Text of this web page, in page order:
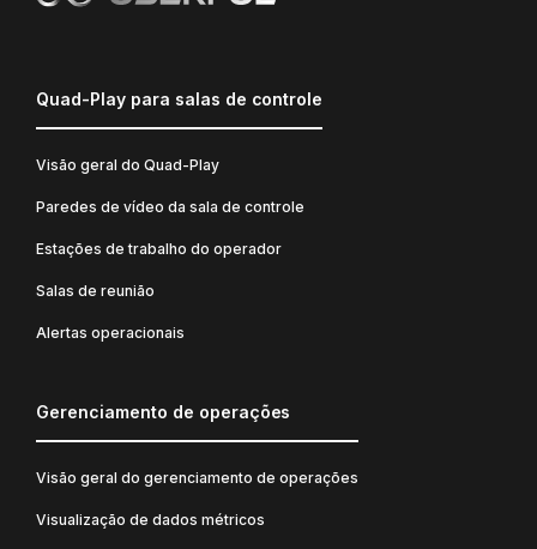
Quad-Play para salas de controle
Visão geral do Quad-Play
Paredes de vídeo da sala de controle
Estações de trabalho do operador
Salas de reunião
Alertas operacionais
Gerenciamento de operações
Visão geral do gerenciamento de operações
Visualização de dados métricos